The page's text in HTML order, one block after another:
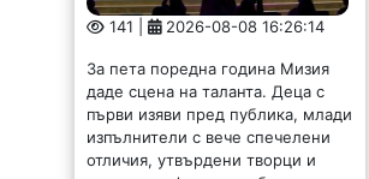
141 | 2026-08-08 16:26:14
даде сцена на таланта. Деца с
първи изяви пред публика, млади
изпълнители с вече спечелени
отличия, утвърдени творци и
гостуващи формации бяха част от